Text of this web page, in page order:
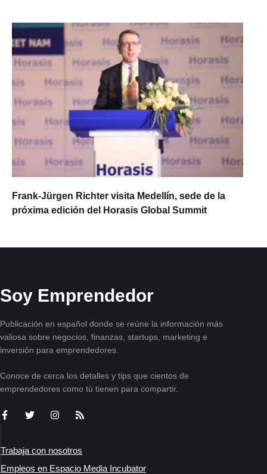
Frank-Jürgen Richter visita Medellín, sede de la
próxima edición del Horasis Global Summit
Soy Emprendedor
Publicación en español donde se reúne la información más
valiosa sobre negocios, finanzas, startups, marketing e
inversión para emprendedores.
Conoce de cerca los detalles y tips que cientos de
emprendedores como tú tienen para compartir.
Trabaja con nosotros
Empleos en Espacio Media Incubator